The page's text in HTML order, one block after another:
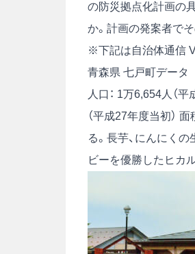
の防災拠点化計画の
か。計画の発案者で
※下記は自治体通信
青森県 七戸町データ
人口： 1万6,654人（
（平成27年度当初） 面
る。長芋、にんにく
ビーを優勝したヒカ